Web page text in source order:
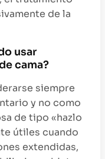
de la
usar
cama?
siempre
y no como
de tipo «hazlo
útiles cuando
extendidas,